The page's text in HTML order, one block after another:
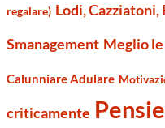
regalare) Lodi, Cazziatoni,
Smanagement Meglio
Calunniare Adulare
criticamente